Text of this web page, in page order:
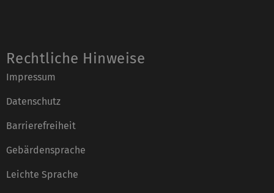
Rechtliche Hinweise
Impressum
Datenschutz
Barrierefreiheit
Gebärdensprache
Leichte Sprache